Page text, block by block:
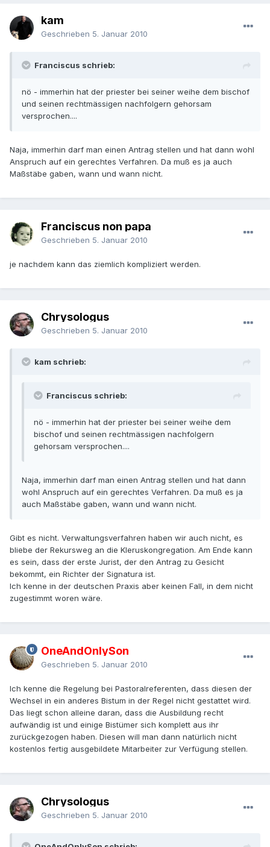
kam
Geschrieben 5. Januar 2010
Franciscus schrieb:
nö - immerhin hat der priester bei seiner weihe dem bischof
und seinen rechtmässigen nachfolgern gehorsam
versprochen....
Naja, immerhin darf man einen Antrag stellen und hat dann wohl
Anspruch auf ein gerechtes Verfahren. Da muß es ja auch
Maßstäbe gaben, wann und wann nicht.
Franciscus non papa
Geschrieben 5. Januar 2010
je nachdem kann das ziemlich kompliziert werden.
Chrysologus
Geschrieben 5. Januar 2010
kam schrieb:
Franciscus schrieb:
nö - immerhin hat der priester bei seiner weihe dem
bischof und seinen rechtmässigen nachfolgern
gehorsam versprochen....
Naja, immerhin darf man einen Antrag stellen und hat dann
wohl Anspruch auf ein gerechtes Verfahren. Da muß es ja
auch Maßstäbe gaben, wann und wann nicht.
Gibt es nicht. Verwaltungsverfahren haben wir auch nicht, es
bliebe der Rekursweg an die Kleruskongregation. Am Ende kann
es sein, dass der erste Jurist, der den Antrag zu Gesicht
bekommt, ein Richter der Signatura ist.
Ich kenne in der deutschen Praxis aber keinen Fall, in dem nicht
zugestimmt woren wäre.
OneAndOnlySon
Geschrieben 5. Januar 2010
Ich kenne die Regelung bei Pastoralreferenten, dass diesen der
Wechsel in ein anderes Bistum in der Regel nicht gestattet wird.
Das liegt schon alleine daran, dass die Ausbildung recht
aufwändig ist und einige Bistümer sich komplett aus ihr
zurückgezogen haben. Diesen will man dann natürlich nicht
kostenlos fertig ausgebildete Mitarbeiter zur Verfügung stellen.
Chrysologus
Geschrieben 5. Januar 2010